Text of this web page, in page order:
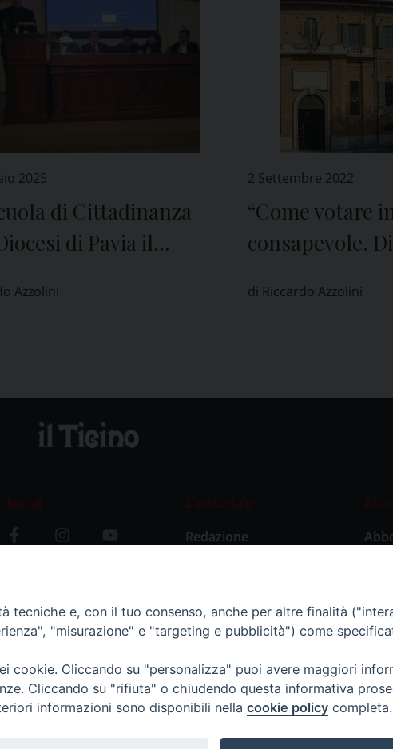
2025
di Cittadinanza
di Pavia il
Azzolini
2 Settembre 2022
“Come votare
consapevole.
di Riccardo Azzolini
Social
L’editoriale
Redazione
tecniche e, con il tuo consenso, anche per altre finalità
"misurazione" e "targeting e pubblicità") come
cookie. Cliccando su "personalizza" puoi avere maggiori
Cliccando su "rifiuta" o chiudendo questa informativa
informazioni sono disponibili nella cookie policy completa.